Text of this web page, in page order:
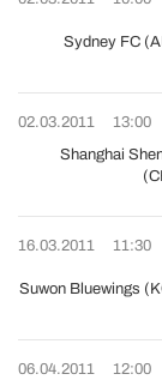
Sydney FC
02.03.2011
13:00
Shanghai
16.03.2011 11:30
Suwon Bluewings
06.04.2011 12:00